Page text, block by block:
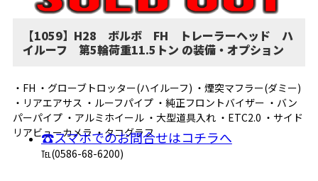
【1059】H28 ボルボ FH トレーラーヘッド ハ
イルーフ 第5輪荷重11.5トン の装備・オプション
・FH ・グローブトロッター(ハイルーフ) ・煙突マフラー(ダミー)
・リアエアサス ・ルーフパイプ ・純正フロントバイザー ・バン
パーパイプ ・アルミホイール ・大型道具入れ ・ETC2.0 ・サイド
リアビューカメラ ・タコグラフ
☎スマホでのお問合せはコチラへ
℡(0586-68-6200)